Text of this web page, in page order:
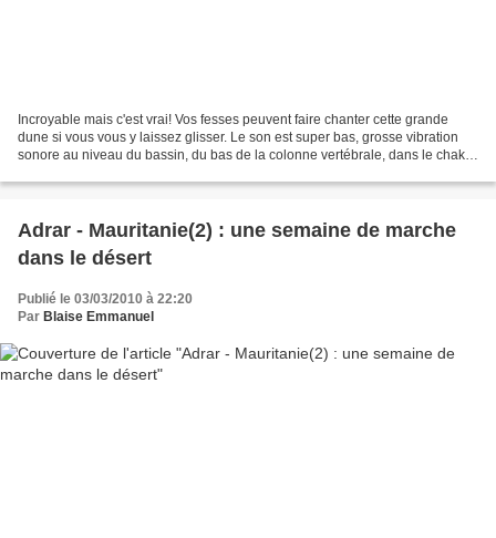
Incroyable mais c'est vrai! Vos fesses peuvent faire chanter cette grande
dune si vous vous y laissez glisser. Le son est super bas, grosse vibration
sonore au niveau du bassin, du bas de la colonne vertébrale, dans le chakra
Adrar - Mauritanie(2) : une semaine de marche
dans le désert
Publié le 03/03/2010 à 22:20
Par Blaise Emmanuel